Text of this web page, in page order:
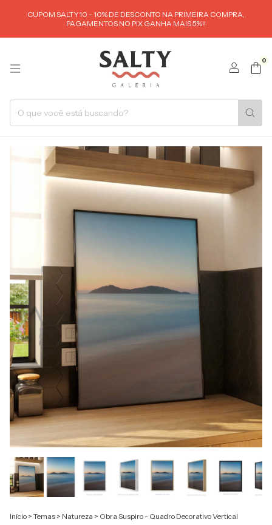
CUPOM SALTY10 - 10% DE DESCONTO NA PRIMEIRA COMPRA,
PAGAMENTOS NO PIX GANHA MAIS 5%!!
0
Início > Temas > Natureza > Obra Suspiro - Quadro Decorativo Vertical